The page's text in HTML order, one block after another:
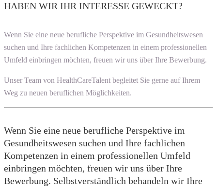
HABEN WIR IHR INTERESSE GEWECKT?
Wenn Sie eine neue berufliche Perspektive im Gesundheitswesen
suchen und Ihre fachlichen Kompetenzen in einem professionellen
Umfeld einbringen möchten, freuen wir uns über Ihre Bewerbung.
Unser Team von HealthCareTalent begleitet Sie gerne auf Ihrem
Weg zu neuen beruflichen Möglichkeiten.
Wenn Sie eine neue berufliche Perspektive im
Gesundheitswesen suchen und Ihre fachlichen
Kompetenzen in einem professionellen Umfeld
einbringen möchten, freuen wir uns über Ihre
Bewerbung. Selbstverständlich behandeln wir Ihre